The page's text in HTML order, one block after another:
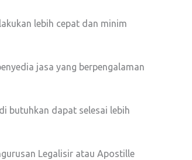
lebih cepat dan minim
jasa yang berpengalaman
butuhkan dapat selesai lebih
Legalisir atau Apostille